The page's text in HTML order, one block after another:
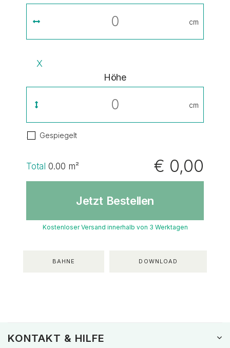
cm
X
Höhe
cm
Gespiegelt
Total 0.00 m² € 0,00
Jetzt Bestellen
Kostenloser Versand innerhalb von 3 Werktagen
BAHNE DOWNLOAD
KONTAKT & HILFE